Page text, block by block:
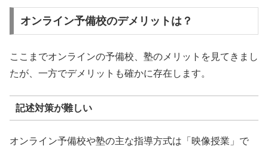
オンライン予備校のデメリットは？
ここまでオンラインの予備校、塾のメリットを見てきまし
たが、一方でデメリットも確かに存在します。
記述対策が難しい
オンライン予備校や塾の主な指導方式は「映像授業」で